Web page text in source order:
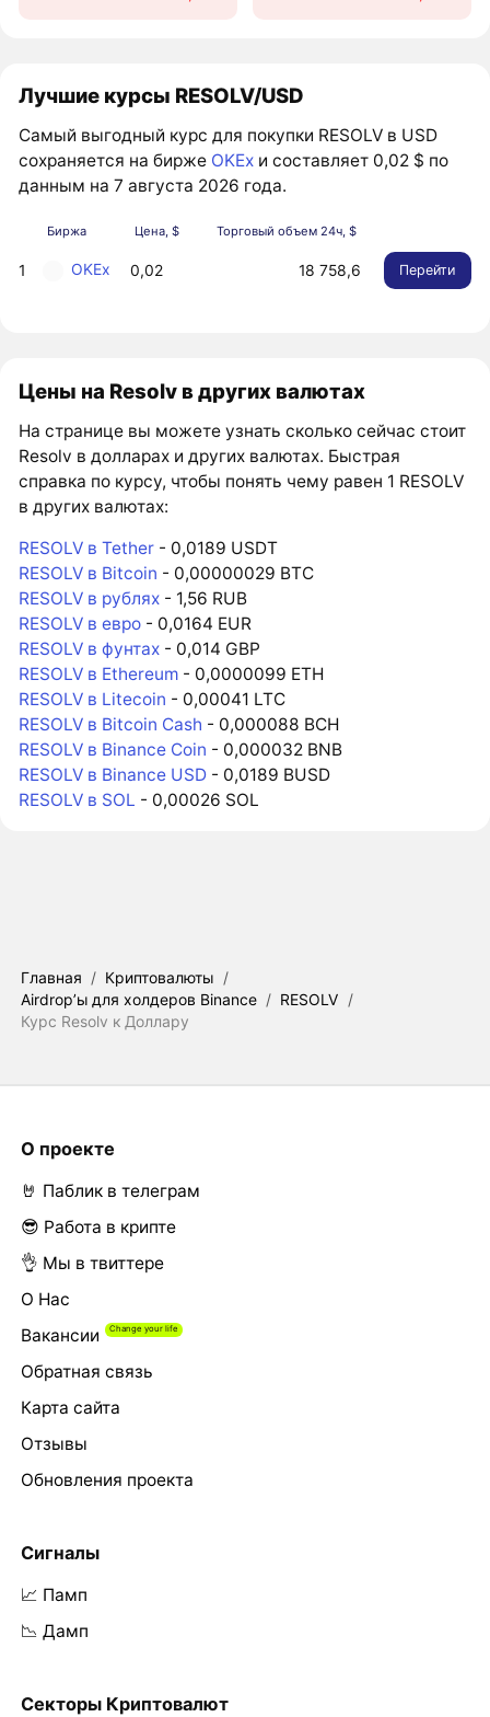
Лучшие курсы RESOLV/USD
Самый выгодный курс для покупки RESOLV в USD
сохраняется на бирже OKEx и составляет 0,02 $ по
данным на 7 августа 2026 года.
Биржа Цена, $ Торговый объем 24ч, $
1 OKEx 0,02 18 758,6 Перейти
Цены на Resolv в других валютах
На странице вы можете узнать сколько сейчас стоит
Resolv в долларах и других валютах. Быстрая
справка по курсу, чтобы понять чему равен 1 RESOLV
в других валютах:
RESOLV в Tether - 0,0189 USDT
RESOLV в Bitcoin - 0,00000029 BTC
RESOLV в рублях - 1,56 RUB
RESOLV в евро - 0,0164 EUR
RESOLV в фунтах - 0,014 GBP
RESOLV в Ethereum - 0,0000099 ETH
RESOLV в Litecoin - 0,00041 LTC
RESOLV в Bitcoin Cash - 0,000088 BCH
RESOLV в Binance Coin - 0,000032 BNB
RESOLV в Binance USD - 0,0189 BUSD
RESOLV в SOL - 0,00026 SOL
Главная / Криптовалюты /
Airdrop’ы для холдеров Binance / RESOLV /
Курс Resolv к Доллару
О проекте
🤘 Паблик в телеграм
😎 Работа в крипте
👌 Мы в твиттере
О Нас
Вакансии
Обратная связь
Карта сайта
Отзывы
Обновления проекта
Сигналы
📈 Памп
📉 Дамп
Секторы Криптовалют